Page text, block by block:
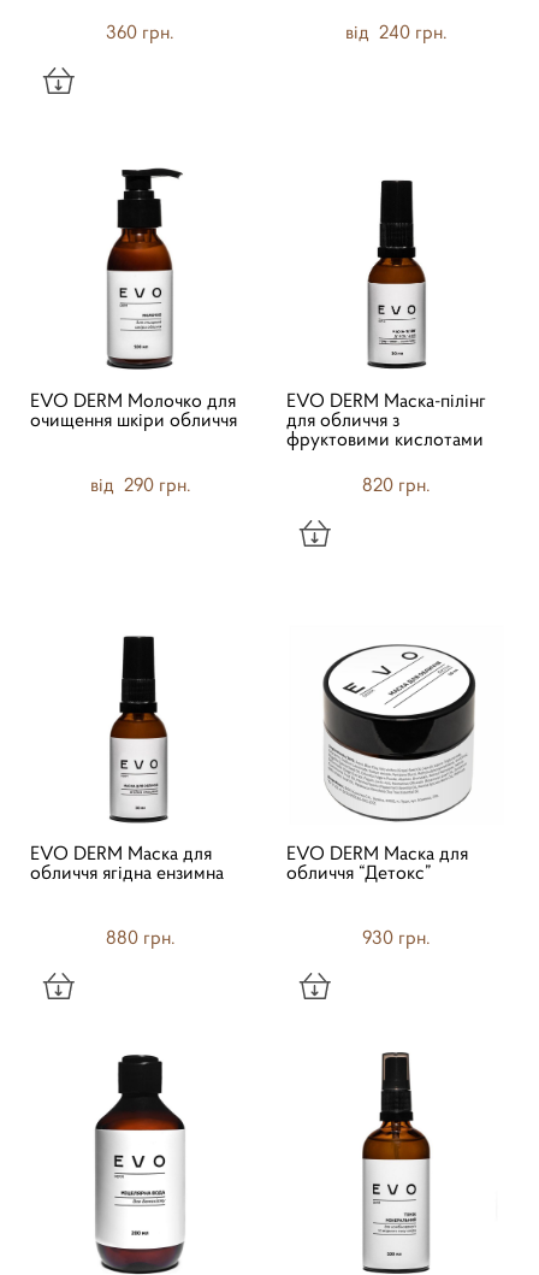
360 грн.
від 240 грн.
EVO DERM Молочко для
очищення шкіри обличчя
від 290 грн.
EVO DERM Маска-пілінг
для обличчя з
фруктовими кислотами
820 грн.
EVO DERM Маска для
обличчя ягідна ензимна
880 грн.
EVO DERM Маска для
обличчя “Детокс”
930 грн.